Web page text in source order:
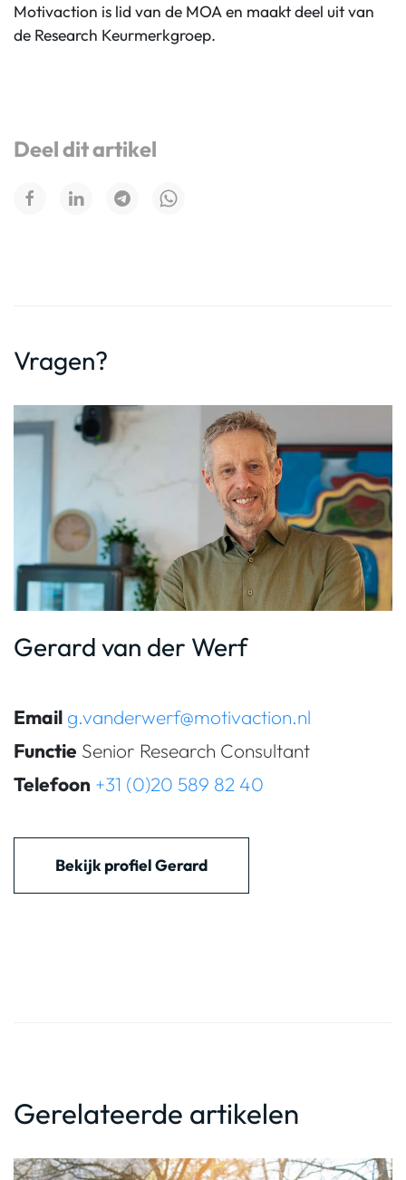
Motivaction is lid van de MOA en maakt deel uit van
de Research Keurmerkgroep.
Deel dit artikel
Vragen?
Gerard van der Werf
Email g.vanderwerf@motivaction.nl
Functie Senior Research Consultant
Telefoon +31 (0)20 589 82 40
Bekijk profiel Gerard
Gerelateerde artikelen